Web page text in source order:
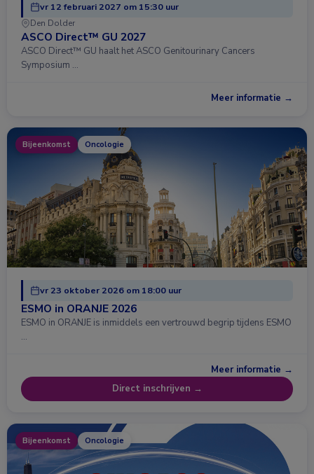
vr 12 februari 2027 om 15:30 uur
Den Dolder
ASCO Direct™ GU 2027
ASCO Direct™ GU haalt het ASCO Genitourinary Cancers
Symposium …
Meer informatie →
Bijeenkomst Oncologie
vr 23 oktober 2026 om 18:00 uur
ESMO in ORANJE 2026
ESMO in ORANJE is inmiddels een vertrouwd begrip tijdens ESMO
…
Meer informatie →
Direct inschrijven →
Bijeenkomst Oncologie